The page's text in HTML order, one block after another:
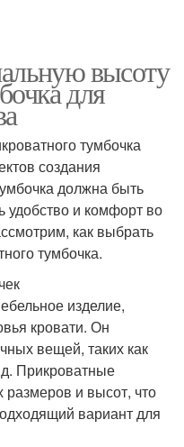
высоту
для
тумбочка
создания
должна быть
удобство и комфорт во
как выбрать
тумбочка.
изделие,
кровати. Он
вещей, таких как
Прикроватные
размеров и высот, что
вариант для